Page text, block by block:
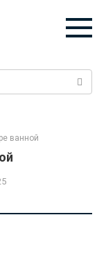
ванной